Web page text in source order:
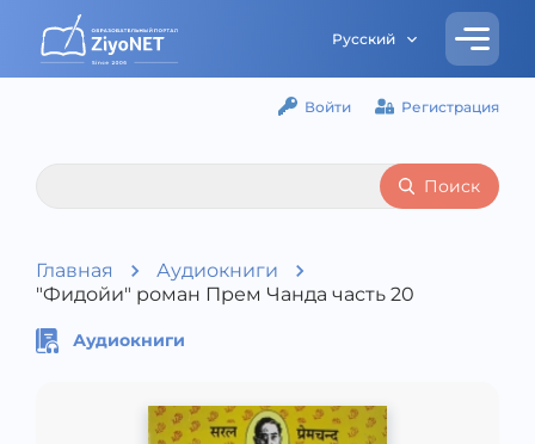
Русский
Войти Регистрация
Поиск
Главная
Аудиокниги
"Фидойи" роман Прем Чанда часть 20
Аудиокниги